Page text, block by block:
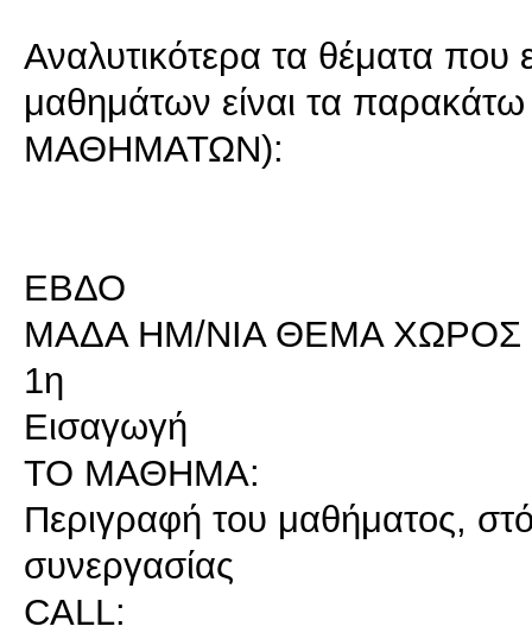
Αναλυτικότερα τα θέματα που
μαθημάτων είναι τα
ΜΑΘΗΜΑΤΩΝ):
ΕΒΔΟ
ΜΑΔΑ HM/NIA ΘΕΜΑ ΧΩΡΟΣ
1η
Εισαγωγή
ΤΟ ΜΑΘΗΜΑ:
Περιγραφή του μαθήματος,
συνεργασίας
CALL: